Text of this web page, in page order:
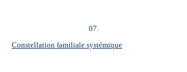
07.
Constellation familiale systémique